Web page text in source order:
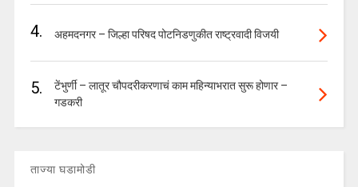
4. अहमदनगर – जिल्हा परिषद पोटनिडणुकीत राष्ट्रवादी विजयी
5.
टेंभुर्णी – लातूर चौपदरीकरणाचं काम महिन्याभरात सुरू होणार –
गडकरी
ताज्या घडामोडी